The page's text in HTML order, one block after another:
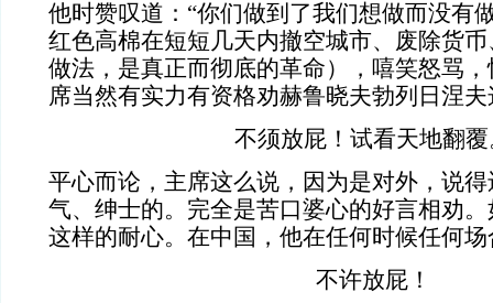
他时赞叹道： “你们做到了我们想做而没有
红色高棉在短短几天内撤空城市、废除货
做法，是真正而彻底的革命），嘻笑怒骂
席当然有实力有资格劝赫鲁晓夫勃列日涅
不须放屁！试看天地翻覆
平心而论，主席这么说，因为是对外，说
气、绅士的。完全是苦口婆心的好言相劝
这样的耐心。在中国，他在任何时候任何
不许放屁！